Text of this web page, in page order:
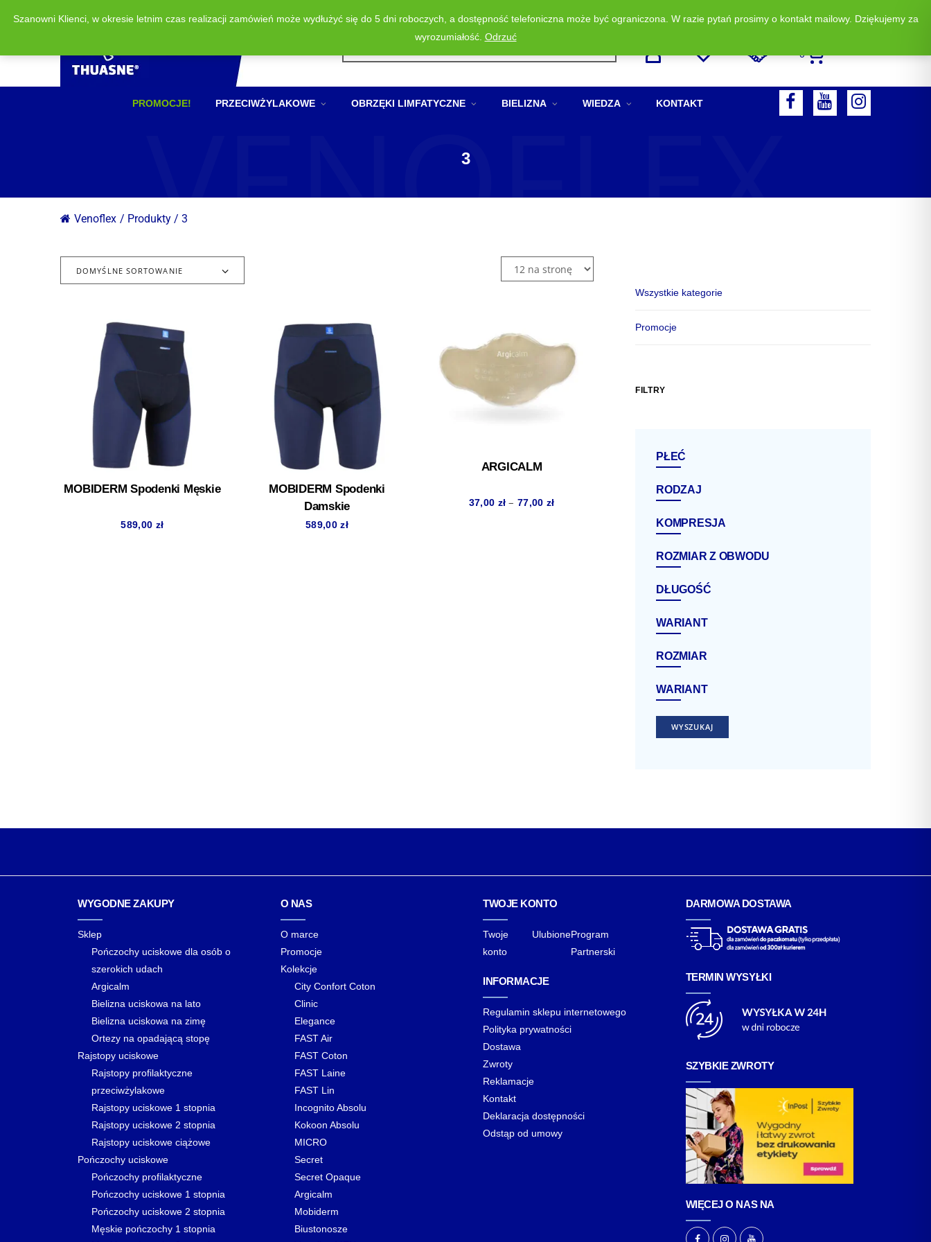
Wyszukiwarka
Zadzwoń i zamów: +48 513 523 883
0
PROMOCJE! PRZECIWŻYLAKOWE OBRZĘKI LIMFATYCZNE BIELIZNA WIEDZA KONTAKT
B
Y
U
I
A
3
VENOFLEX
Venoflex / Produkty / 3
DOMYŚLNE SORTOWANIE
MOBIDERM Spodenki Męskie
589,00 zł
MOBIDERM Spodenki
Damskie
589,00zł
ARGICALM
37,00 zł – 77,00 złZakres
Wszystkie kategorie
Promocje
FILTRY
PŁEĆ
RODZAJ
KOMPRESJA
ROZMIAR Z OBWODU
DŁUGOŚĆ
WARIANT
ROZMIAR
WARIANT
WYSZUKAJ
WYGODNE ZAKUPY
Sklep
Pończochy uciskowe dla osób o
szerokich udach
Argicalm
Bielizna uciskowa na lato
Bielizna uciskowa na zimę
Ortezy na opadającą stopę
Rajstopy uciskowe
Rajstopy profilaktyczne
przeciwżylakowe
Rajstopy uciskowe 1 stopnia
Rajstopy uciskowe 2 stopnia
Rajstopy uciskowe ciążowe
Pończochy uciskowe
Pończochy profilaktyczne
Pończochy uciskowe 1 stopnia
Pończochy uciskowe 2 stopnia
Męskie pończochy 1 stopnia
O NAS
O marce
Promocje
Kolekcje
City Confort Coton
Clinic
Elegance
FAST Air
FAST Coton
FAST Laine
FAST Lin
Incognito Absolu
Kokoon Absolu
MICRO
Secret
Secret Opaque
Argicalm
Mobiderm
Biustonosze
TWOJE KONTO
Twoje
konto
UlubioneProgram
Partnerski
INFORMACJE
Regulamin sklepu internetowego
Polityka prywatności
Dostawa
Zwroty
Reklamacje
Kontakt
Deklaracja dostępności
Odstąp od umowy
DARMOWA DOSTAWA
TERMIN WYSYŁKI
SZYBKIE ZWROTY
WIĘCEJ O NAS NA
F I Y
Szanowni Klienci, w okresie letnim czas realizacji zamówień może wydłużyć się do 5 dni roboczych, a dostępność telefoniczna może być ograniczona. W razie pytań prosimy o kontakt mailowy. Dziękujemy za
wyrozumiałość. Odrzuć